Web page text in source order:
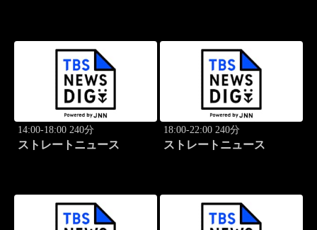
14:00-18:00 240分
ストレートニュース
18:00-22:00 240分
ストレートニュース